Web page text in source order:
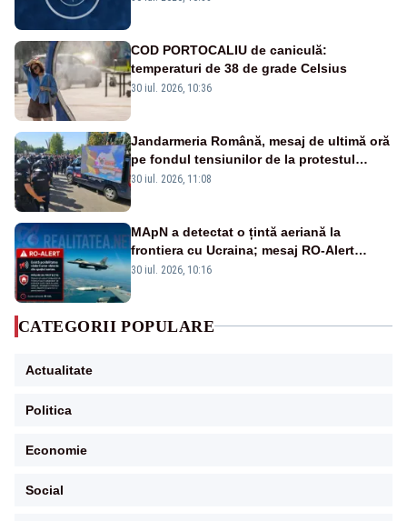
COD PORTOCALIU de caniculă:
temperaturi de 38 de grade Celsius
30 iul. 2026, 10:36
Jandarmeria Română, mesaj de ultimă oră
pe fondul tensiunilor de la protestul
masiv al fermierilor - VIDEO
30 iul. 2026, 11:08
MApN a detectat o țintă aeriană la
frontiera cu Ucraina; mesaj RO-Alert
transmis în județul Tulcea
30 iul. 2026, 10:16
CATEGORII POPULARE
Actualitate
Politica
Economie
Social